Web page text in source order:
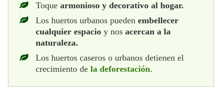
Toque armonioso y decorativo al hogar.
Los huertos urbanos pueden embellecer
cualquier espacio y nos acercan a la
naturaleza.
Los huertos caseros o urbanos detienen el
crecimiento de la deforestación.